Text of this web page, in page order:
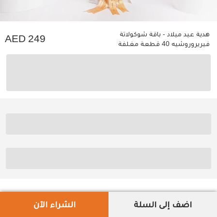
هدية عيد ميلاد - باقة شوكولاتة
فيريروروشيه 40 قطعة مغلفة
249
اضف إلى السلة الشراء الآن